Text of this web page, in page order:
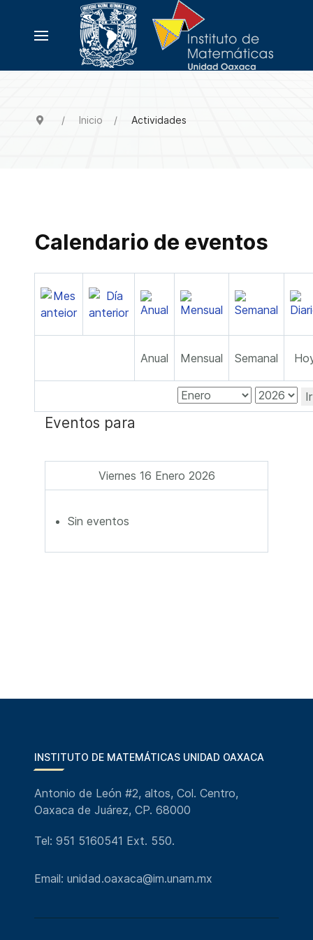
Inicio Actividades
Calendario de eventos
Anual Mensual Semanal
Eventos para
Viernes 16 Enero 2026
Sin eventos
INSTITUTO DE MATEMÁTICAS UNIDAD OAXACA
Antonio de León #2, altos, Col. Centro,
Oaxaca de Juárez, CP. 68000
Tel: 951 5160541 Ext. 550.
Email: unidad.oaxaca@im.unam.mx